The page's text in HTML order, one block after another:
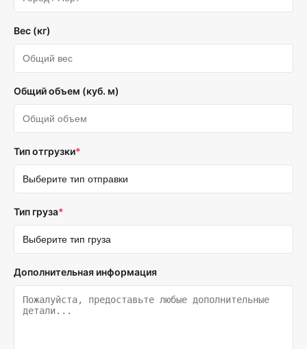
Вес (кг)
Общий объем (куб. м)
Тип отгрузки*
Тип груза*
Дополнительная информация